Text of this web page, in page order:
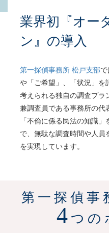
業界初『オー
ン』の導入
第一探偵事務所 松戸支部
や「ご希望」、「状況」を
考えられる独自の調査プラ
兼調査員である事務所の代
「不倫に係る民法の知識
で、無駄な調査時間や人
を実現しています。
第一探偵事
4 つの